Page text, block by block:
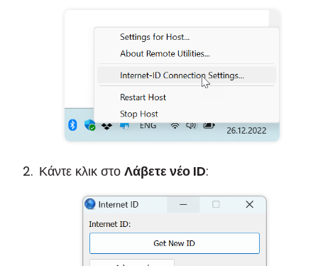
Κάντε κλικ στο Λάβετε νέο ID: